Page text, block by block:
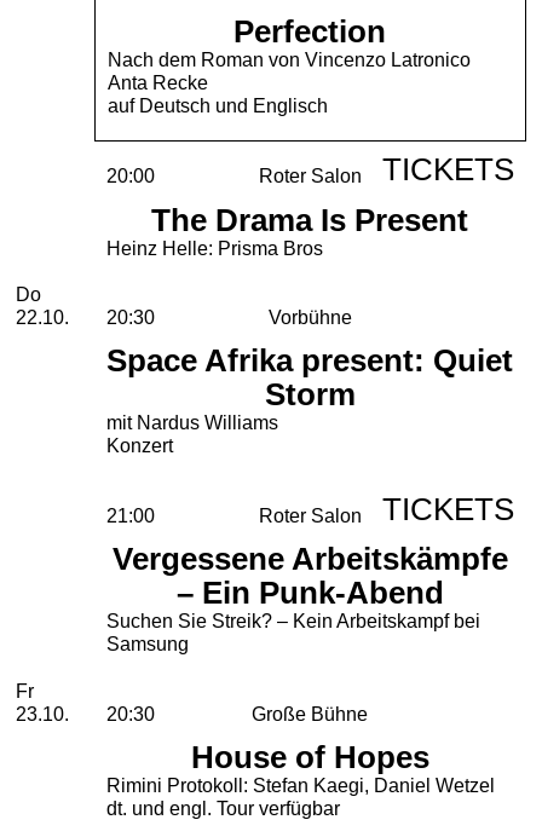
Perfection
Nach dem Roman von Vincenzo Latronico
Anta Recke
auf Deutsch und Englisch
20:00 Roter Salon
The Drama Is Present
Heinz Helle: Prisma Bros
TICKETS
Donnerstag, 22. Oktober 2026
Do
22.10.
20:30 Vorbühne
Space Afrika present: Quiet
Storm
mit Nardus Williams
Konzert
21:00 Roter Salon
Vergessene Arbeitskämpfe
– Ein Punk-Abend
Suchen Sie Streik? – Kein Arbeitskampf bei
Samsung
TICKETS
Freitag, 23. Oktober 2026
Fr
23.10.
20:30 Große Bühne
House of Hopes
Rimini Protokoll: Stefan Kaegi, Daniel Wetzel
dt. und engl. Tour verfügbar